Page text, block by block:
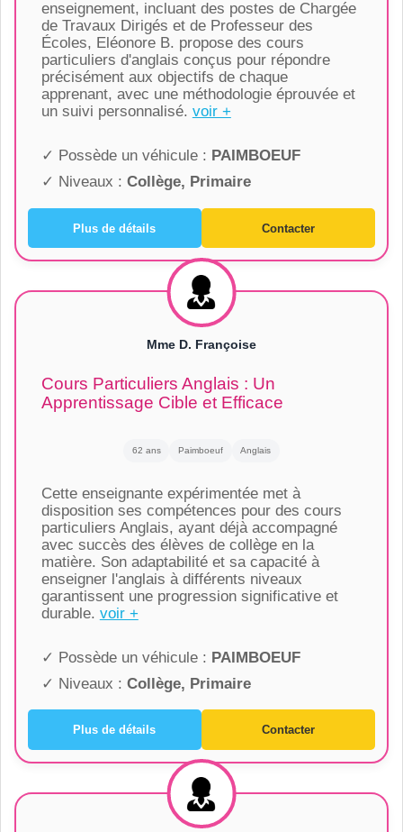
enseignement, incluant des postes de Chargée
de Travaux Dirigés et de Professeur des
Écoles, Eléonore B. propose des cours
particuliers d'anglais conçus pour répondre
précisément aux objectifs de chaque
apprenant, avec une méthodologie éprouvée et
un suivi personnalisé. voir +
✓ Possède un véhicule : PAIMBOEUF
✓ Niveaux : Collège, Primaire
Plus de détails Contacter
Mme D. Françoise
Cours Particuliers Anglais : Un
Apprentissage Cible et Efficace
62 ans Paimboeuf Anglais
Cette enseignante expérimentée met à
disposition ses compétences pour des cours
particuliers Anglais, ayant déjà accompagné
avec succès des élèves de collège en la
matière. Son adaptabilité et sa capacité à
enseigner l'anglais à différents niveaux
garantissent une progression significative et
durable. voir +
✓ Possède un véhicule : PAIMBOEUF
✓ Niveaux : Collège, Primaire
Plus de détails Contacter